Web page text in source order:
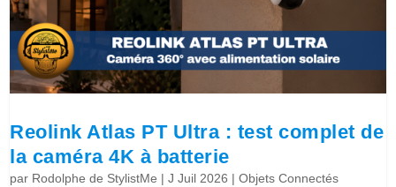
Reolink Atlas PT Ultra : test complet de
la caméra 4K à batterie
par Rodolphe de StylistMe |J Juil 2026 |Objets Connectés